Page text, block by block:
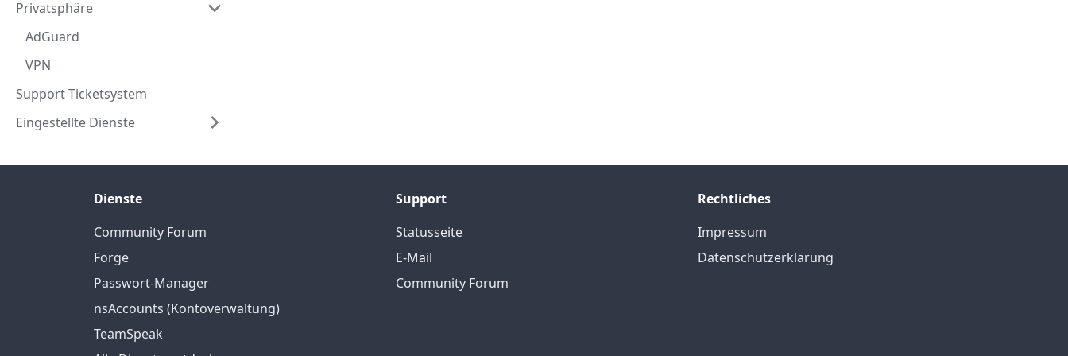
Privatsphäre
AdGuard
VPN
Support Ticketsystem
Eingestellte Dienste
Dienste
Community Forum
Forge
Passwort-Manager
nsAccounts (Kontoverwaltung)
TeamSpeak
Support
Statusseite
E-Mail
Community Forum
Rechtliches
Impressum
Datenschutzerklärung